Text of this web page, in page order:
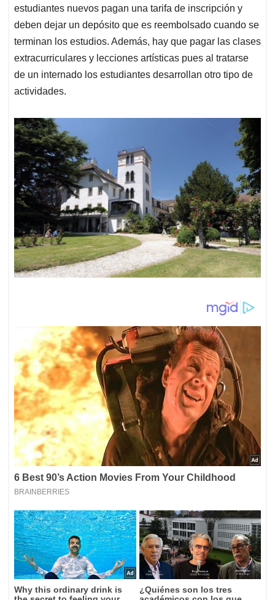
estudiantes nuevos pagan una tarifa de inscripción y
deben dejar un depósito que es reembolsado cuando se
terminan los estudios. Además, hay que pagar las clases
extracurriculares y lecciones artísticas pues al tratarse
de un internado los estudiantes desarrollan otro tipo de
actividades.